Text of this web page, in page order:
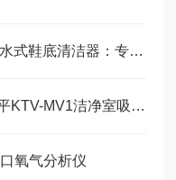
KSW-S02D KOTOHIRA琴平流水式鞋底清洁器：专业场景下的高效卫生解决方案
​ 无尘之选：日本KOTOHIRA琴平KTV-MV1洁净室吸尘器技术解析
氧气分析仪